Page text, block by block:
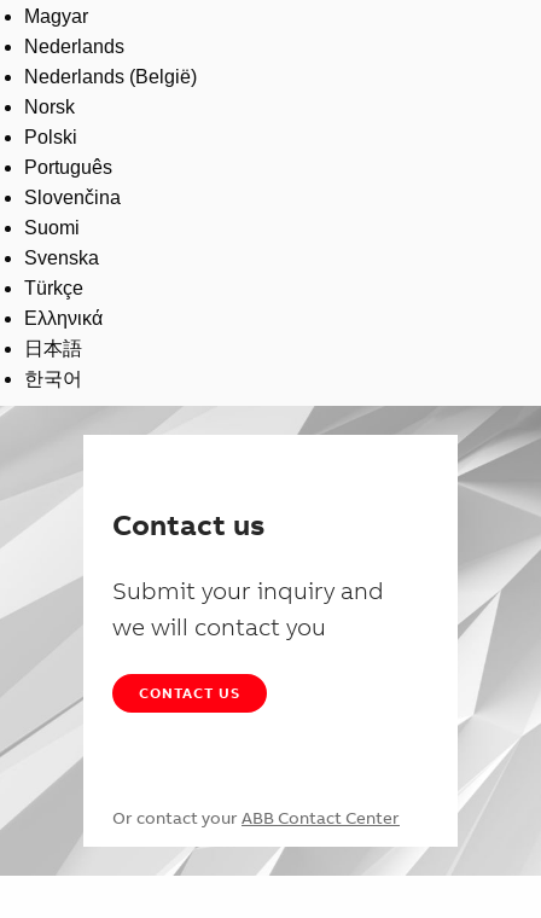
Magyar
Nederlands
Nederlands (België)
Norsk
Polski
Português
Slovenčina
Suomi
Svenska
Türkçe
Ελληνικά
日本語
한국어
Contact us
Submit your inquiry and
we will contact you
CONTACT US
Or contact your ABB Contact Center